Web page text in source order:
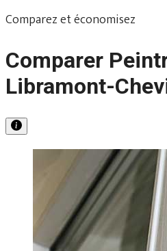
Comparez et économisez
Comparer
Libramont-